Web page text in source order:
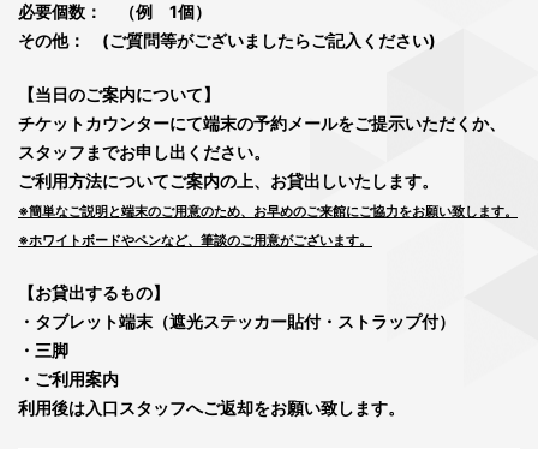
必要個数： （例 1個）
その他： (ご質問等がございましたらご記入ください)
【当日のご案内について】
チケットカウンターにて端末の予約メールをご提示いただくか、
スタッフまでお申し出ください。
ご利用方法についてご案内の上、お貸出しいたします。
※簡単なご説明と端末のご用意のため、お早めのご来館にご協力をお願い致します。
※ホワイトボードやペンなど、筆談のご用意がございます。
【お貸出するもの】
・タブレット端末（遮光ステッカー貼付・ストラップ付）
・三脚
・ご利用案内
利用後は入口スタッフへご返却をお願い致します。